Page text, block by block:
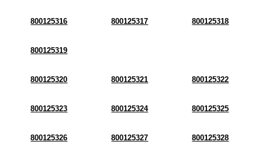
800125316 800125317 800125318
800125319
800125320 800125321 800125322
800125323 800125324 800125325
800125326 800125327 800125328